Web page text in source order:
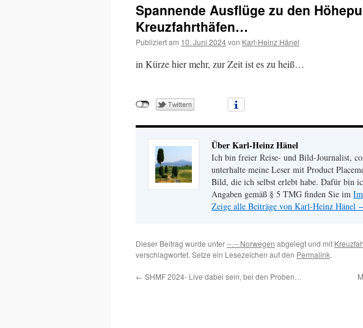
Spannende Ausflüge zu den
Kreuzfahrthäfen…
Publiziert am 10. Juni 2024von Karl-Heinz Hänel
in Kürze hier mehr, zur Zeit ist es zu heiß…
Über Karl-Heinz Hänel
Ich bin freier Reise- und Bild-Journalist,
unterhalte meine Leser mit Product
Bild, die ich selbst erlebt habe. Dafür bin
Angaben gemäß § 5 TMG finden Sie im
Zeige alle Beiträge von Karl-Heinz Hänel
Dieser Beitrag wurde unter--.-- Norwegen abgelegt und mit
verschlagwortet. Setze ein Lesezeichen auf den Permalink.
← SHMF 2024- Live dabei sein, bei den Proben…